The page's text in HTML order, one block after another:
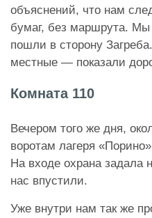
объяснений, что нам
бумаг, без маршрута.
пошли в сторону
местные — показали
Комната 110
Вечером того же дня,
воротам лагеря
На входе охрана задала
нас впустили.
Уже внутри нам так же